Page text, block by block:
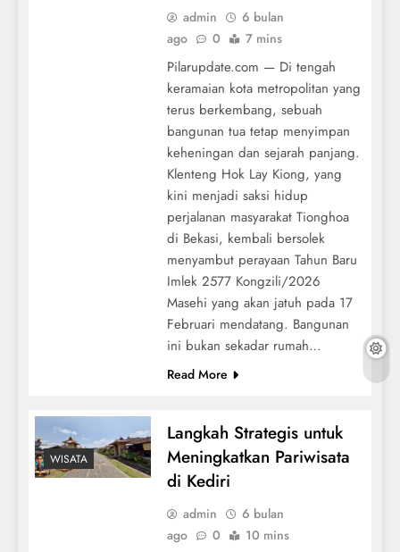
admin
6 bulan
ago
0 7 mins
Pilarupdate.com — Di tengah
keramaian kota metropolitan yang
terus berkembang, sebuah
bangunan tua tetap menyimpan
keheningan dan sejarah panjang.
Klenteng Hok Lay Kiong, yang
kini menjadi saksi hidup
perjalanan masyarakat Tionghoa
di Bekasi, kembali bersolek
menyambut perayaan Tahun Baru
Imlek 2577 Kongzili/2026
Masehi yang akan jatuh pada 17
Februari mendatang. Bangunan
ini bukan sekadar rumah…
Read More
WISATA
Langkah Strategis untuk
Meningkatkan Pariwisata
di Kediri
admin
6 bulan
ago
0 10 mins